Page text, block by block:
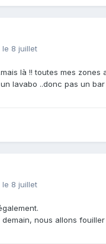
le 8 juillet
là !! toutes mes zones
lavabo ..donc pas un
le 8 juillet
nous allons fouiller